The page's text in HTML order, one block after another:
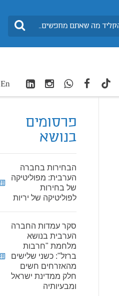
חיפוש
TikTok
facebook
WhatsApp
Instagram
LinkedIn
En
פרסומים
בנושא
הבחירות בחברה
הערבית: מפוליטיקה
של בחירות
לפוליטיקה של יריות
סקר עמדות החברה
הערבית בנושא
מלחמת "חרבות
ברזל": כשני שלישים
מהאזרחים חשים
חלק ממדינת ישראל
ומבעיותיה